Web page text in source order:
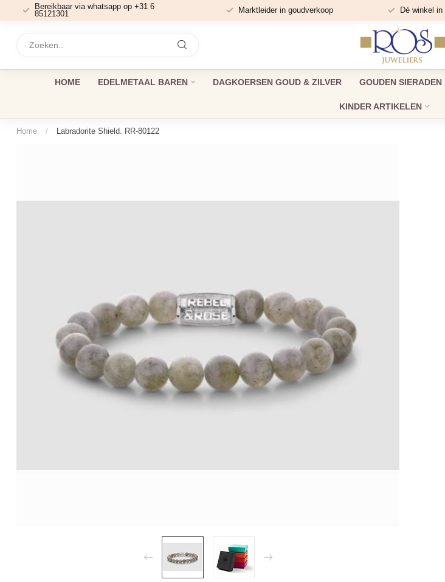
Bereikbaar via whatsapp op +31 6
85121301
Marktleider in goudverkoop Dé winkel
HOME EDELMETAAL BAREN DAGKOERSEN GOUD & ZILVER GOUDEN SIERADEN
KINDER ARTIKELEN
Home / Labradorite Shield. RR-80122